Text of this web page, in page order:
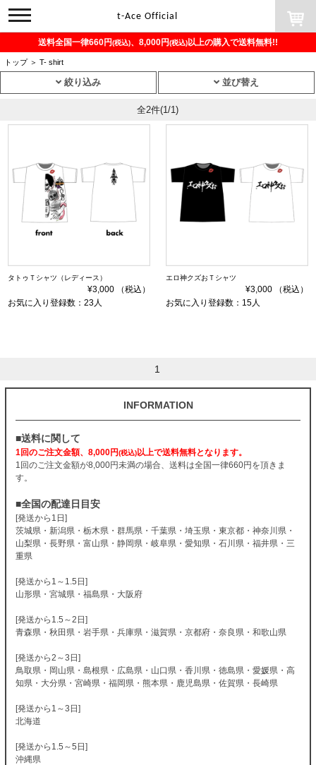
toggle
navigation
t-Ace Official
送料全国一律660円(税込)、8,000円(税込)以上の購入で送料無料!!
トップ ＞ T- shirt
絞り込み 並び替え
全2件(1/1)
タトゥＴシャツ（レディース）
¥3,000 （税込）
お気に入り登録数：23人
エロ神クズおＴシャツ
¥3,000 （税込）
お気に入り登録数：15人
1
INFORMATION
■送料に関して
1回のご注文金額、8,000円(税込)以上で送料無料となります。
1回のご注文金額が8,000円未満の場合、送料は全国一律660円を頂きま
す。
■全国の配達日目安
[発送から1日]
茨城県・新潟県・栃木県・群馬県・千葉県・埼玉県・東京都・神奈川県・
山梨県・長野県・富山県・静岡県・岐阜県・愛知県・石川県・福井県・三
重県
[発送から1～1.5日]
山形県・宮城県・福島県・大阪府
[発送から1.5～2日]
青森県・秋田県・岩手県・兵庫県・滋賀県・京都府・奈良県・和歌山県
[発送から2～3日]
鳥取県・岡山県・島根県・広島県・山口県・香川県・徳島県・愛媛県・高
知県・大分県・宮崎県・福岡県・熊本県・鹿児島県・佐賀県・長崎県
[発送から1～3日]
北海道
[発送から1.5～5日]
沖縄県